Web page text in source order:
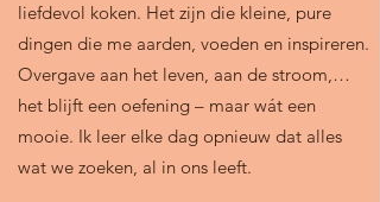
liefdevol koken. Het zijn die kleine, pure
dingen die me aarden, voeden en inspireren.
Overgave aan het leven, aan de stroom,…
het blijft een oefening – maar wát een
mooie. Ik leer elke dag opnieuw dat alles
wat we zoeken, al in ons leeft.